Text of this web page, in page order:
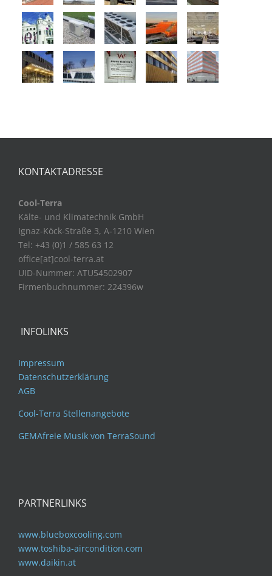
KONTAKTADRESSE
Cool-Terra
Kälte- und Klimatechnik GmbH
Ignaz-Köck-Straße 3, A-1210 Wien
Tel: +43 (0)1 / 585 63 12
office[at]cool-terra.at
UID-Nummer: ATU54502907
Firmenbuchnummer: 224396w
INFOLINKS
Impressum
Datenschutzerklärung
AGB
Cool-Terra Stellenangebote
GEMAfreie Musik von TerraSound
PARTNERLINKS
www.blueboxcooling.com
www.toshiba-aircondition.com
www.daikin.at